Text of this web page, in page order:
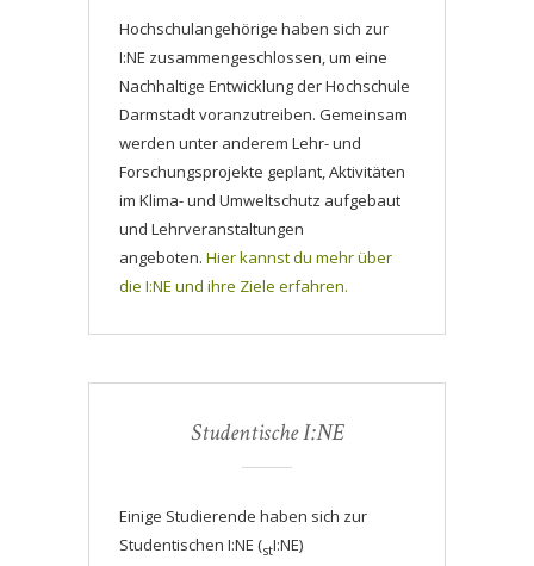
Hochschulangehörige haben sich zur
I:NE zusammengeschlossen, um eine
Nachhaltige Entwicklung der Hochschule
Darmstadt voranzutreiben. Gemeinsam
werden unter anderem Lehr- und
Forschungsprojekte geplant, Aktivitäten
im Klima- und Umweltschutz aufgebaut
und Lehrveranstaltungen
angeboten. Hier kannst du mehr über
die I:NE und ihre Ziele erfahren.
Studentische I:NE
Einige Studierende haben sich zur
Studentischen I:NE (stI:NE)